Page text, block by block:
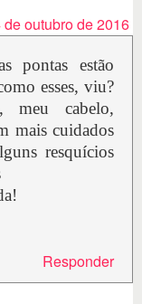
de outubro de 2016
pontas estão
esses, viu?
meu cabelo,
mais cuidados
resquícios
Responder